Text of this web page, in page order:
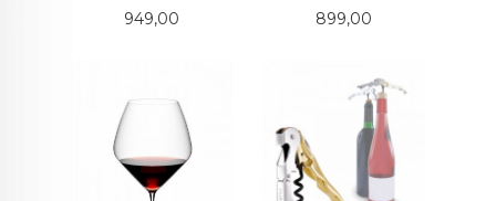
Pris
949,00 Pris
899,00